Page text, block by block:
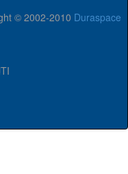
© 2002-2010 Duraspace